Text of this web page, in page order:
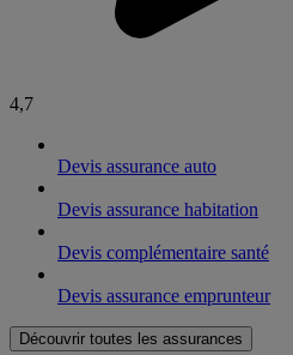
4,7
Devis assurance auto
Devis assurance habitation
Devis complémentaire santé
Devis assurance emprunteur
Découvrir toutes les assurances